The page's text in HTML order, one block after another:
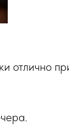
отлично